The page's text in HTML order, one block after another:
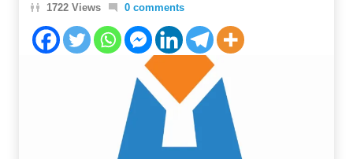
1722 Views
0 comments